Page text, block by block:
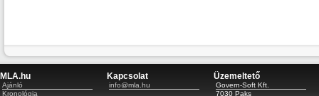
MLA.hu
Ajánló
Kronológia
Kapcsolat
info@mla.hu
Üzemeltető
Govern-Soft Kft.
7030 Paks